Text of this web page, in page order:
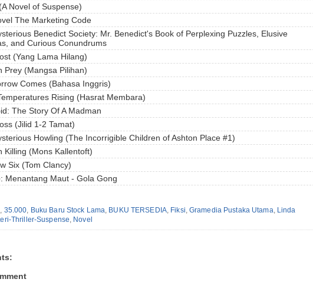
Novel of Suspense)
The Marketing Code
Benedict Society: Mr. Benedict's Book of Perplexing Puzzles, Elusive
and Curious Conundrums
(Yang Lama Hilang)
Prey (Mangsa Pilihan)
Comes (Bahasa Inggris)
Rising (Hasrat Membara)
The Story Of A Madman
(Jilid 1-2 Tamat)
Howling (The Incorrigible Children of Ashton Place #1)
Killing (Mons Kallentoft)
Six (Tom Clancy)
Menantang Maut - Gola Gong
, 35.000, Buku Baru Stock Lama, BUKU TERSEDIA, Fiksi,Gramedia Pustaka Utama, Linda
Thriller-Suspense, Novel